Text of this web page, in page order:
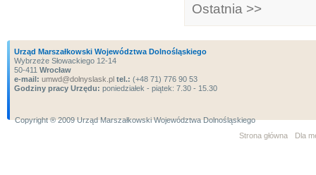
Ostatnia >>
Urząd Marszałkowski Województwa Dolnośląskiego
Wybrzeże Słowackiego 12-14
50-411 Wrocław
e-mail: umwd@dolnyslask.pl tel.: (+48 71) 776 90 53
Godziny pracy Urzędu: poniedziałek - piątek: 7.30 - 15.30
Copyright ® 2009 Urząd Marszałkowski Województwa Dolnośląskiego
Strona główna
Dla